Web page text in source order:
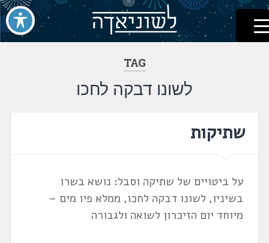
דלג
לתוכן
לשוניאדה
עברית. לשון. שפה
TAG
לשונו דבקה לחכו
שתיקות
על ביטויים של שתיקה וסבל: נושא בשרו
בשיניו, לשונו דבקה לחכו, ממלא פיו מים –
מיוחד יום הזיכרון לשואה ולגבורה